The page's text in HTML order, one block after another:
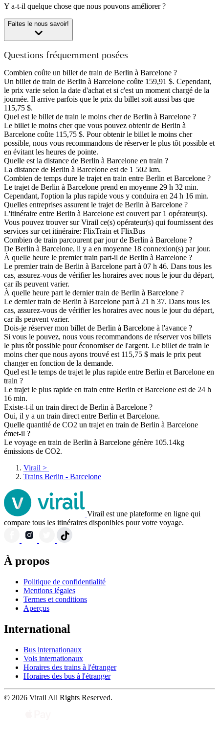
Y a-t-il quelque chose que nous pouvons améliorer ?
Faites le nous savoir!
Questions fréquemment posées
Combien coûte un billet de train de Berlin à Barcelone ?
Un billet de train de Berlin à Barcelone coûte 159,91 $. Cependant,
le prix varie selon la date d'achat et si c'est un moment chargé de la
journée. Il arrive parfois que le prix du billet soit aussi bas que
115,75 $.
Quel est le billet de train le moins cher de Berlin à Barcelone ?
Le billet le moins cher que vous pouvez obtenir de Berlin à
Barcelone coûte 115,75 $. Pour obtenir le billet le moins cher
possible, nous vous recommandons de réserver le plus tôt possible et
en évitant les heures de pointe.
Quelle est la distance de Berlin à Barcelone en train ?
La distance de Berlin à Barcelone est de 1 502 km.
Combien de temps dure le trajet en train entre Berlin et Barcelone ?
Le trajet de Berlin à Barcelone prend en moyenne 29 h 32 min.
Cependant, l'option la plus rapide vous y conduira en 24 h 16 min.
Quelles entreprises assurent le trajet de Berlin à Barcelone ?
L'itinéraire entre Berlin à Barcelone est couvert par 1 opérateur(s).
Vous pouvez trouver sur Virail ce(s) opérateur(s) qui fournissent des
services sur cet itinéraire: FlixTrain et FlixBus
Combien de train parcourent par jour de Berlin à Barcelone ?
De Berlin à Barcelone, il y a en moyenne 18 connexion(s) par jour.
À quelle heure le premier train part-il de Berlin à Barcelone ?
Le premier train de Berlin à Barcelone part à 07 h 46. Dans tous les
cas, assurez-vous de vérifier les horaires avec nous le jour du départ,
car ils peuvent varier.
À quelle heure part le dernier train de Berlin à Barcelone ?
Le dernier train de Berlin à Barcelone part à 21 h 37. Dans tous les
cas, assurez-vous de vérifier les horaires avec nous le jour du départ,
car ils peuvent varier.
Dois-je réserver mon billet de Berlin à Barcelone à l'avance ?
Si vous le pouvez, nous vous recommandons de réserver vos billets
le plus tôt possible pour économiser de l'argent. Le billet de train le
moins cher que nous ayons trouvé est 115,75 $ mais le prix peut
changer en fonction de la demande.
Quel est le temps de trajet le plus rapide entre Berlin et Barcelone en
train ?
Le trajet le plus rapide en train entre Berlin et Barcelone est de 24 h
16 min.
Existe-t-il un train direct de Berlin à Barcelone ?
Oui, il y a un train direct entre Berlin et Barcelone.
Quelle quantité de CO2 un trajet en train de Berlin à Barcelone
émet-il ?
Le voyage en train de Berlin à Barcelone génère 105.14kg
émissions de CO2.
Virail >
Trains Berlin - Barcelone
Virail est une plateforme en ligne qui
compare tous les itinéraires disponibles pour votre voyage.
À propos
Politique de confidentialité
Mentions légales
Termes et conditions
Aperçus
International
Bus internationaux
Vols internationaux
Horaires des trains à l'étranger
Horaires des bus à l'étranger
© 2026 Virail All Rights Reserved.